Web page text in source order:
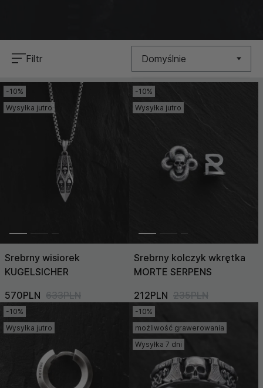
Filtr Domyślnie
Nowość
Cena (Wysoka >
Niska)
-10%
Wysyłka jutro
Srebrny wisiorek
KUGELSICHER
570PLN 633PLN
-10%
Wysyłka jutro
Srebrny kolczyk wkrętka
MORTE SERPENS
212PLN 235PLN
-10%
Wysyłka jutro
-10%
możliwość grawerowania
Wysyłka 7 dni